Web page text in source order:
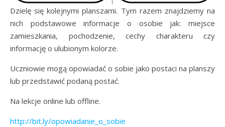
Dzielę się kolejnymi planszami. Tym razem znajdziemy na
nich podstawowe informacje o osobie jak: miejsce
zamieszkania, pochodzenie, cechy charakteru czy
informację o ulubionym kolorze.
Uczniowie mogą opowiadać o sobie jako postaci na planszy
lub przedstawić podaną postać.
Na lekcje online lub offline.
http://bit.ly/opowiadanie_o_sobie